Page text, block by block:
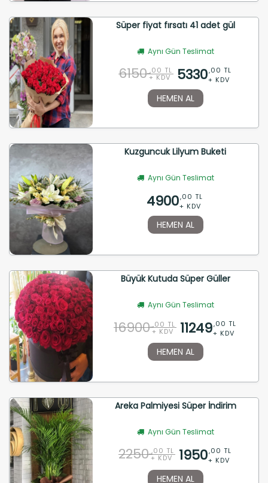
Süper fiyat fırsatı 41 adet gül
Aynı Gün Teslimat
6150 ,00 TL
+ KDV 5330,00 TL
+ KDV
HEMEN AL
Kuzguncuk Lilyum Buketi
Aynı Gün Teslimat
4900,00 TL
+ KDV
HEMEN AL
Büyük Kutuda Süper Güller
Aynı Gün Teslimat
16900 ,00 TL
+ KDV 11249,00 TL
+ KDV
HEMEN AL
Areka Palmiyesi Süper İndirim
Aynı Gün Teslimat
2250 ,00 TL
+ KDV 1950,00 TL
+ KDV
HEMEN AL